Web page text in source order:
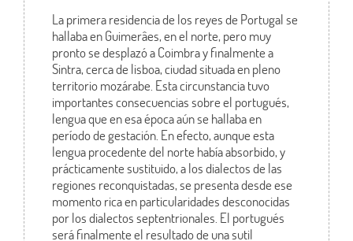
La primera residencia de los reyes de Portugal se
hallaba en Guimerâes, en el norte, pero muy
pronto se desplazó a Coimbra y finalmente a
Sintra, cerca de lisboa, ciudad situada en pleno
territorio mozárabe. Esta circunstancia tuvo
importantes consecuencias sobre el portugués,
lengua que en esa época aún se hallaba en
período de gestación. En efecto, aunque esta
lengua procedente del norte había absorbido, y
prácticamente sustituido, a los dialectos de las
regiones reconquistadas, se presenta desde ese
momento rica en particularidades desconocidas
por los dialectos septentrionales. El portugués
será finalmente el resultado de una sutil